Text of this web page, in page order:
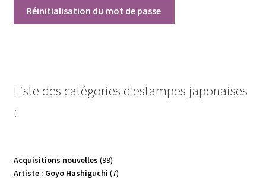
Réinitialisation du mot de passe
Liste des catégories d'estampes japonaises
:
Acquisitions nouvelles 9999
produits
Artiste : Goyo Hashiguchi 77